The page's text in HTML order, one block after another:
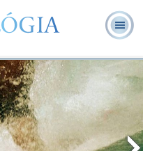
Önkéntes
lelkészek
GYIK